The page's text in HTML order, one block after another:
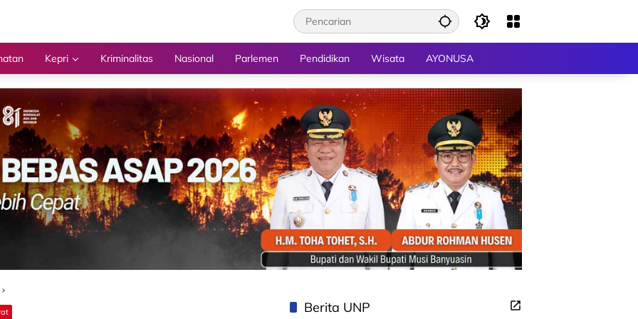
Kepri Kriminalitas Nasional Parlemen Pendidikan Wisata AYONUSA
Berita UNP